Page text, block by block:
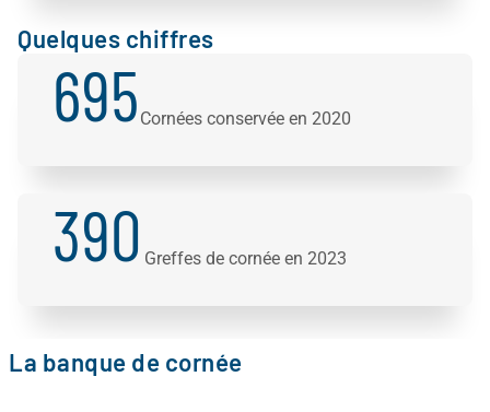
Quelques chiffres
695 Cornées conservée en 2020
390 Greffes de cornée en 2023
La banque de cornée